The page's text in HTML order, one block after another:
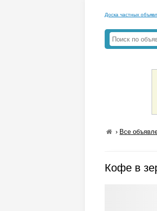
Доска частных
› Все
Кофе в